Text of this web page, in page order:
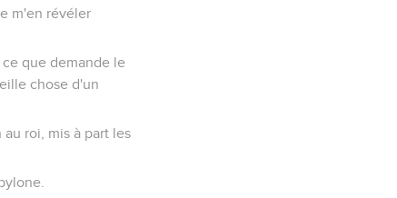
m'en révéler
que demande le
chose d'un
roi, mis à part les